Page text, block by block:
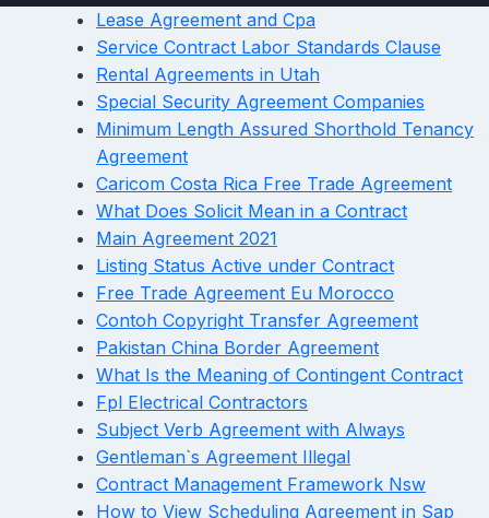
Lease Agreement and Cpa
Service Contract Labor Standards Clause
Rental Agreements in Utah
Special Security Agreement Companies
Minimum Length Assured Shorthold Tenancy
Agreement
Caricom Costa Rica Free Trade Agreement
What Does Solicit Mean in a Contract
Main Agreement 2021
Listing Status Active under Contract
Free Trade Agreement Eu Morocco
Contoh Copyright Transfer Agreement
Pakistan China Border Agreement
What Is the Meaning of Contingent Contract
Fpl Electrical Contractors
Subject Verb Agreement with Always
Gentleman`s Agreement Illegal
Contract Management Framework Nsw
How to View Scheduling Agreement in Sap